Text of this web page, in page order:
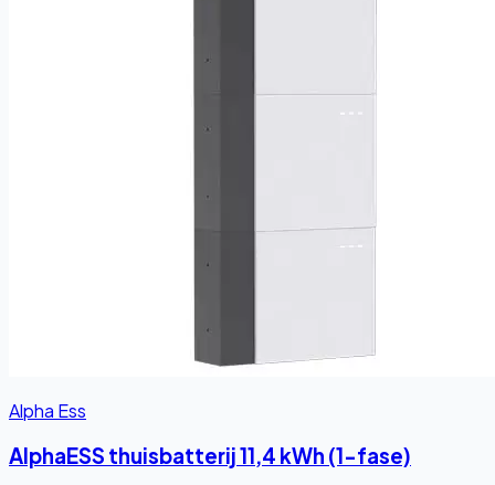
Alpha Ess
AlphaESS thuisbatterij 11,4 kWh (1-fase)